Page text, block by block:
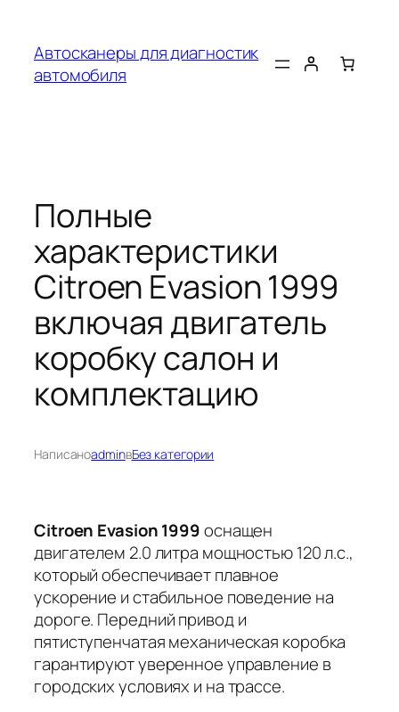
содержимому
Автосканеры для диагностик
автомобиля
Полные
характеристики
Citroen Evasion 1999
включая двигатель
коробку салон и
комплектацию
НаписаноadminвБез категории
Citroen Evasion 1999оснащен
двигателем 2.0 литра мощностью 120 л.с.,
который обеспечивает плавное
ускорение и стабильное поведение на
дороге. Передний привод и
пятиступенчатая механическая коробка
гарантируют уверенное управление в
городских условиях и на трассе.